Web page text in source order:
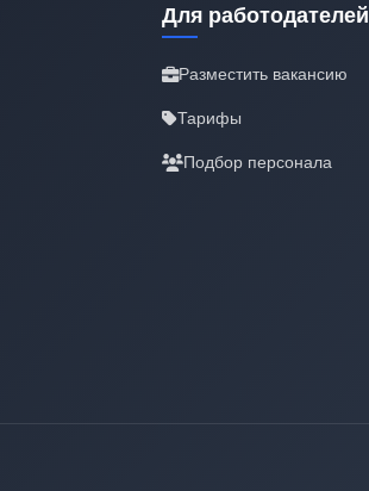
Для работодателей
Разместить вакансию
Тарифы
Подбор персонала